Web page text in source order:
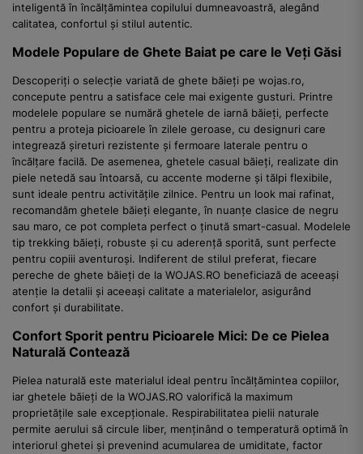
inteligentă în încălțămintea copilului dumneavoastră, alegând
calitatea, confortul și stilul autentic.
Modele Populare de Ghete Baiat pe care le Veți Găsi
Descoperiți o selecție variată de ghete băieți pe wojas.ro,
concepute pentru a satisface cele mai exigente gusturi. Printre
modelele populare se numără ghetele de iarnă băieți, perfecte
pentru a proteja picioarele în zilele geroase, cu designuri care
integrează șireturi rezistente și fermoare laterale pentru o
încălțare facilă. De asemenea, ghetele casual băieți, realizate din
piele netedă sau întoarsă, cu accente moderne și tălpi flexibile,
sunt ideale pentru activitățile zilnice. Pentru un look mai rafinat,
recomandăm ghetele băieți elegante, în nuanțe clasice de negru
sau maro, ce pot completa perfect o ținută smart-casual. Modelele
tip trekking băieți, robuste și cu aderență sporită, sunt perfecte
pentru copiii aventuroși. Indiferent de stilul preferat, fiecare
pereche de ghete băieți de la WOJAS.RO beneficiază de aceeași
atenție la detalii și aceeași calitate a materialelor, asigurând
confort și durabilitate.
Confort Sporit pentru Picioarele Mici: De ce Pielea
Naturală Contează
Pielea naturală este materialul ideal pentru încălțămintea copiilor,
iar ghetele băieți de la WOJAS.RO valorifică la maximum
proprietățile sale excepționale. Respirabilitatea pielii naturale
permite aerului să circule liber, menținând o temperatură optimă în
interiorul ghetei și prevenind acumularea de umiditate, factor